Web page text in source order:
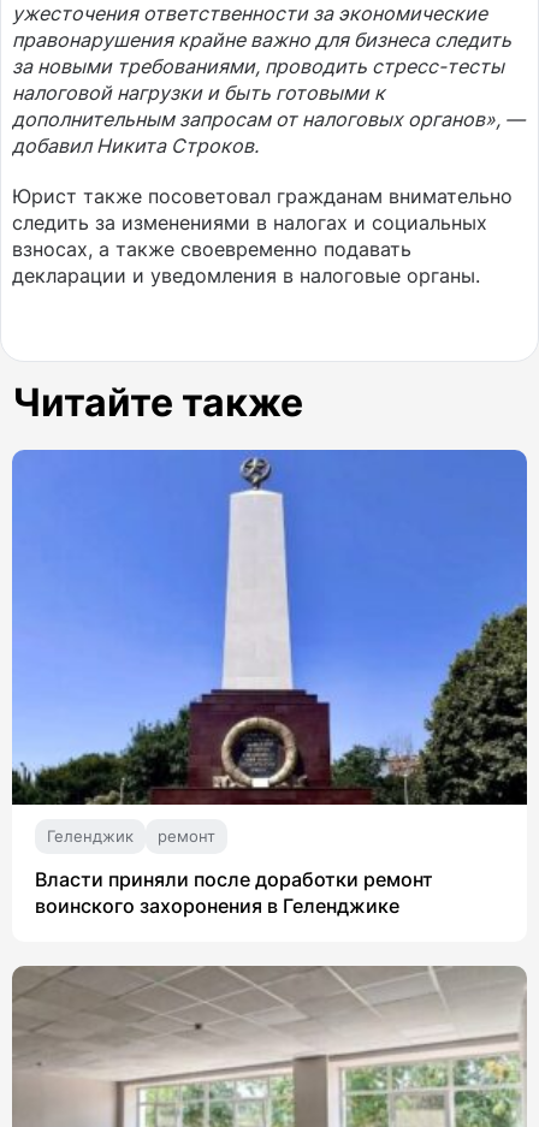
ужесточения ответственности за экономические
правонарушения крайне важно для бизнеса следить
за новыми требованиями, проводить стресс-тесты
налоговой нагрузки и быть готовыми к
дополнительным запросам от налоговых органов», —
добавил Никита Строков.
Юрист также посоветовал гражданам внимательно
следить за изменениями в налогах и социальных
взносах, а также своевременно подавать
декларации и уведомления в налоговые органы.
Читайте также
Геленджик ремонт
Власти приняли после доработки ремонт
воинского захоронения в Геленджике